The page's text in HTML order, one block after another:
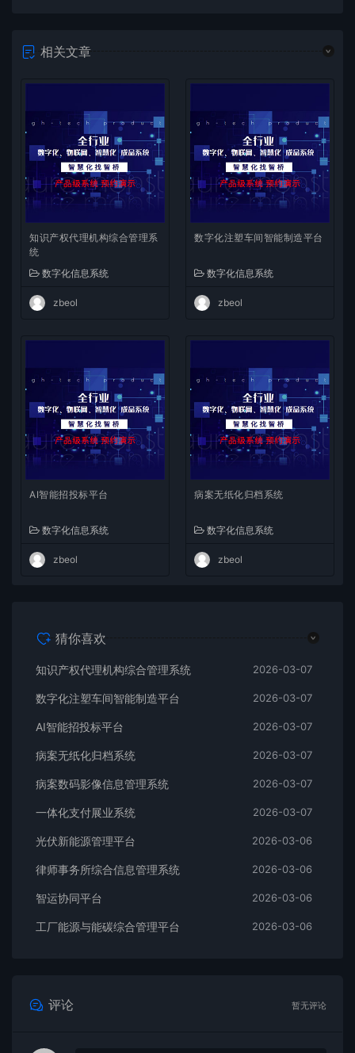
相关文章
知识产权代理机构综合管理系
统
数字化信息系统
zbeol
数字化注塑车间智能制造平台
数字化信息系统
zbeol
AI智能招投标平台
数字化信息系统
zbeol
病案无纸化归档系统
数字化信息系统
zbeol
猜你喜欢
知识产权代理机构综合管理系统 2026-03-07
数字化注塑车间智能制造平台 2026-03-07
AI智能招投标平台 2026-03-07
病案无纸化归档系统 2026-03-07
病案数码影像信息管理系统 2026-03-07
一体化支付展业系统 2026-03-07
光伏新能源管理平台 2026-03-06
律师事务所综合信息管理系统 2026-03-06
智运协同平台 2026-03-06
工厂能源与能碳综合管理平台 2026-03-06
评论 暂无评论